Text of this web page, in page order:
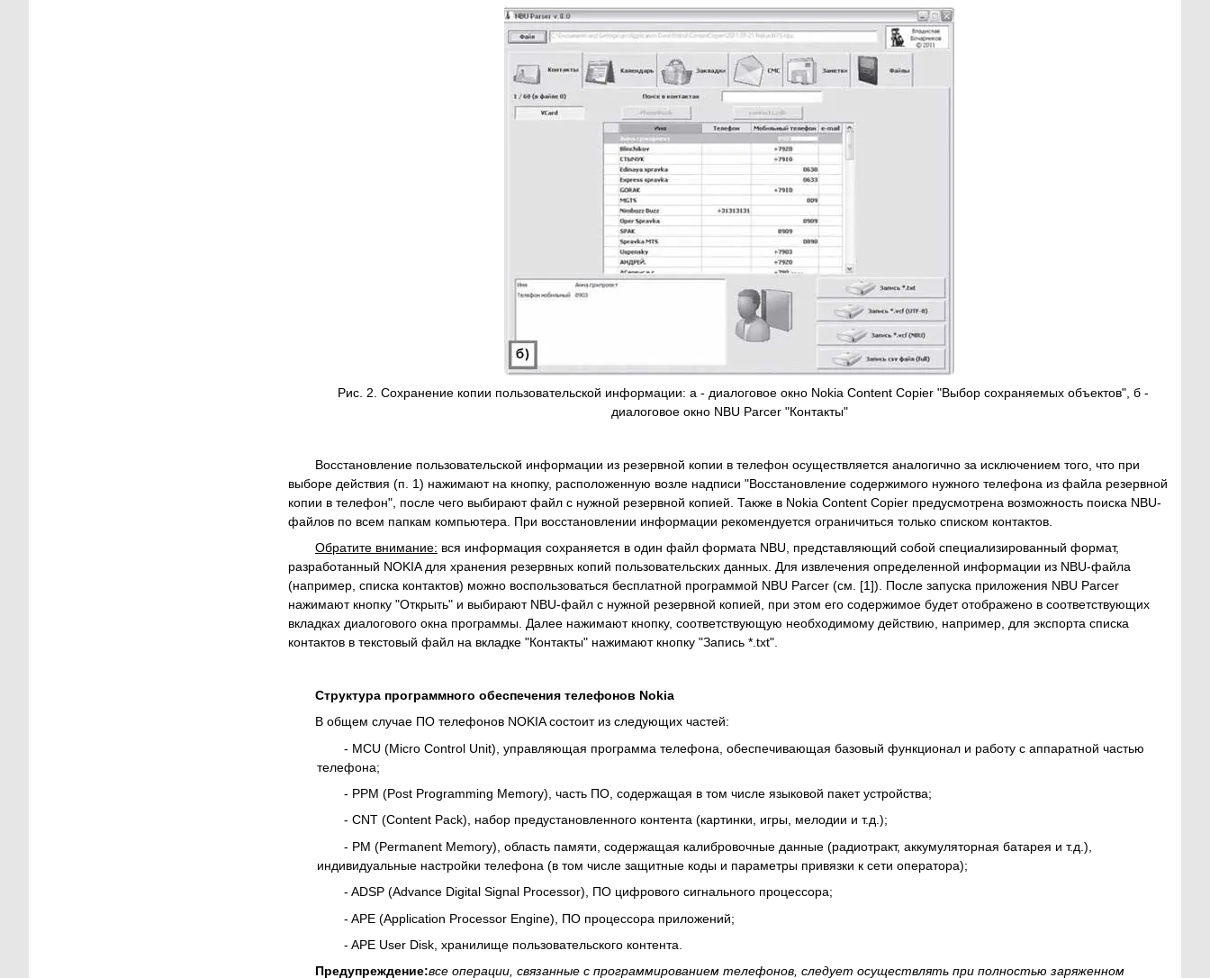
Рис. 2. Сохранение копии пользовательской информации: а - диалоговое окно Nokia Content Copier "Выбор сохраняемых объектов", б -
диалоговое окно NBU Parcer "Контакты"
Восстановление пользовательской информации из резервной копии в телефон осуществляется аналогично за исключением того, что при
выборе действия (п. 1) нажимают на кнопку, расположенную возле надписи "Восстановление содержимого нужного телефона из файла резервной
копии в телефон", после чего выбирают файл с нужной резервной копией. Также в Nokia Content Copier предусмотрена возможность поиска NBU-
файлов по всем папкам компьютера. При восстановлении информации рекомендуется ограничиться только списком контактов.
Обратите внимание: вся информация сохраняется в один файл формата NBU, представляющий собой специализированный формат,
разработанный NOKIA для хранения резервных копий пользовательских данных. Для извлечения определенной информации из NBU-файла
(например, списка контактов) можно воспользоваться бесплатной программой NBU Parcer (см. [1]). После запуска приложения NBU Parcer
нажимают кнопку "Открыть" и выбирают NBU-файл с нужной резервной копией, при этом его содержимое будет отображено в соответствующих
вкладках диалогового окна программы. Далее нажимают кнопку, соответствующую необходимому действию, например, для экспорта списка
контактов в текстовый файл на вкладке "Контакты" нажимают кнопку "Запись *.txt".
Структура программного обеспечения телефонов Nokia
В общем случае ПО телефонов NOKIA состоит из следующих частей:
- MCU (Micro Control Unit), управляющая программа телефона, обеспечивающая базовый функционал и работу с аппаратной частью
телефона;
- PPM (Post Programming Memory), часть ПО, содержащая в том числе языковой пакет устройства;
- CNT (Content Pack), набор предустановленного контента (картинки, игры, мелодии и т.д.);
- PM (Permanent Memory), область памяти, содержащая калибровочные данные (радиотракт, аккумуляторная батарея и т.д.),
индивидуальные настройки телефона (в том числе защитные коды и параметры привязки к сети оператора);
- ADSP (Advance Digital Signal Processor), ПО цифрового сигнального процессора;
- APE (Application Processor Engine), ПО процессора приложений;
- APE User Disk, хранилище пользовательского контента.
Предупреждение:все операции, связанные с программированием телефонов, следует осуществлять при полностью заряженном